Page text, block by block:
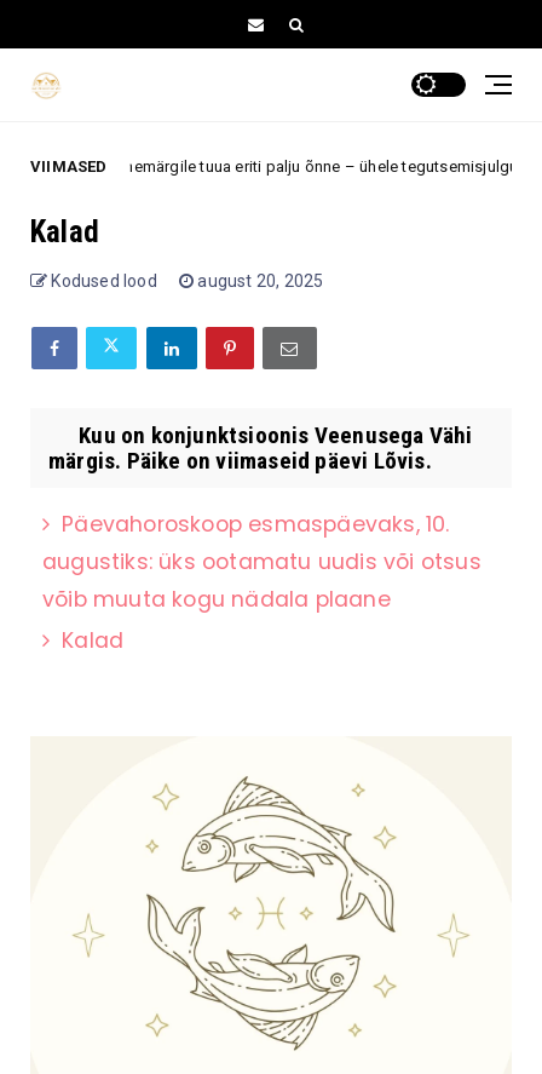
VIIMASED
neile kahele tähemärgile tuua eriti palju õnne – ühele tegutsemisjulgust,
Kalad
Kodused lood august 20, 2025
Kuu on konjunktsioonis Veenusega Vähi
märgis. Päike on viimaseid päevi Lõvis.
Päevahoroskoop esmaspäevaks, 10.
augustiks: üks ootamatu uudis või otsus
võib muuta kogu nädala plaane
Kalad